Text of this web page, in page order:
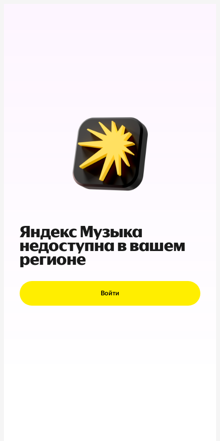
Яндекс Музыка
недоступна в вашем
регионе
Войти